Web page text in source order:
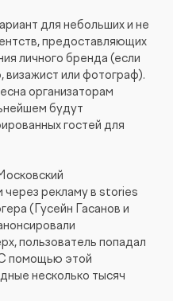
для небольших и не
предоставляющих
личного бренда (если
или фотограф).
организаторам
будут
гостей для
рекламу в stories
(Гусейн Гасанов и
пользователь попадал
помощью этой
несколько тысяч